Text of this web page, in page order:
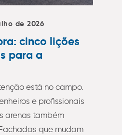
de 2026
cinco lições
para a
está no campo.
e profissionais
arenas também
que mudam